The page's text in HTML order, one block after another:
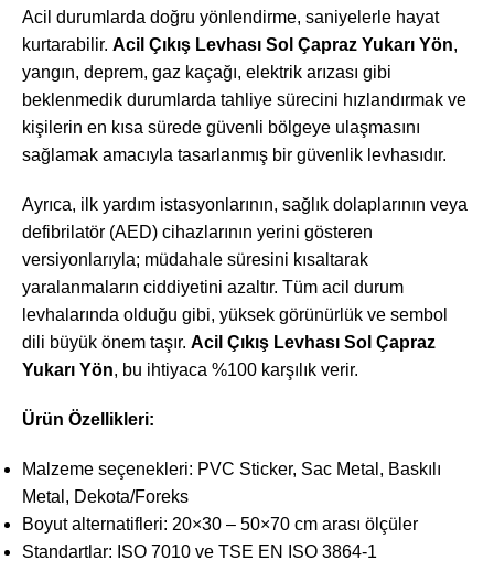
Acil durumlarda doğru yönlendirme, saniyelerle hayat
kurtarabilir. Acil Çıkış Levhası Sol Çapraz Yukarı Yön,
yangın, deprem, gaz kaçağı, elektrik arızası gibi
beklenmedik durumlarda tahliye sürecini hızlandırmak ve
kişilerin en kısa sürede güvenli bölgeye ulaşmasını
sağlamak amacıyla tasarlanmış bir güvenlik levhasıdır.
Ayrıca, ilk yardım istasyonlarının, sağlık dolaplarının veya
defibrilatör (AED) cihazlarının yerini gösteren
versiyonlarıyla; müdahale süresini kısaltarak
yaralanmaların ciddiyetini azaltır. Tüm acil durum
levhalarında olduğu gibi, yüksek görünürlük ve sembol
dili büyük önem taşır. Acil Çıkış Levhası Sol Çapraz
Yukarı Yön, bu ihtiyaca %100 karşılık verir.
Ürün Özellikleri:
Malzeme seçenekleri: PVC Sticker, Sac Metal, Baskılı
Metal, Dekota/Foreks
Boyut alternatifleri: 20×30 – 50×70 cm arası ölçüler
Standartlar: ISO 7010 ve TSE EN ISO 3864-1